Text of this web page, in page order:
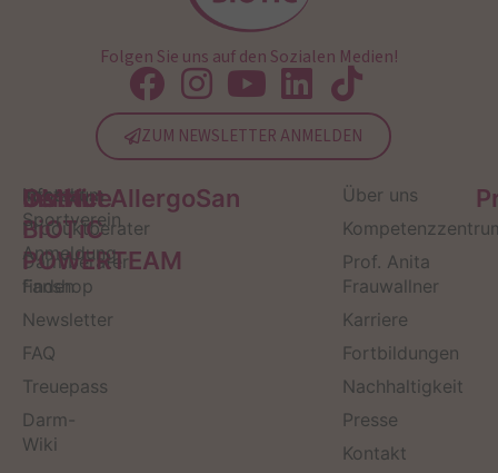
Folgen Sie uns auf den Sozialen Medien!
ZUM NEWSLETTER ANMELDEN
Service
Kontakt
Produktberater
Darmberater
finden
Newsletter
FAQ
Treuepass
Darm-
Wiki
OMNi-
BiOTiC
POWERTEAM
Infos zum
Sportverein
Anmeldung
Fanshop
Institut AllergoSan
Über uns
Prof. Anita
Frauwallner
Karriere
Fortbildungen
Nachhaltigkeit
Presse
Kontakt